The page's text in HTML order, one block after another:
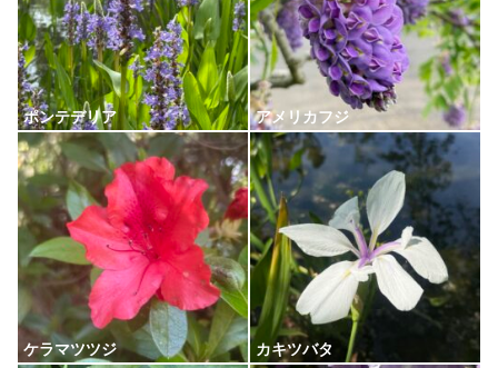
ポンテデリア アメリカフジ
ケラマツツジ カキツバタ